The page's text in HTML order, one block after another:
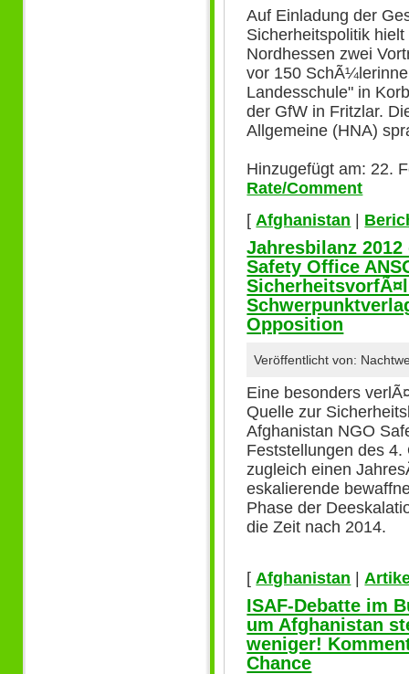
Auf Einladung der
Sicherheitspolitik
Nordhessen zwei
vor 150
Landesschule" in
der GfW in Fritzlar.
Allgemeine (HNA)
Hinzugefügt am: 22.
Rate/Comment
[Afghanistan
Jahresbilanz
Safety Office
Opposition
Veröffentlicht von:
Eine besonders
Quelle zur
Afghanistan NGO
Feststellungen des
zugleich einen
eskalierende
Phase der
die Zeit nach 2014.
[Afghanistan |
ISAF-Debatte im
um Afghanistan
weniger!
Chance